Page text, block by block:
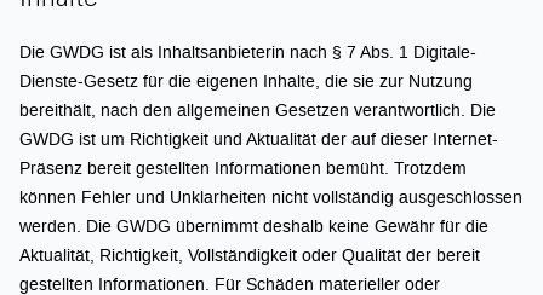
Die GWDG ist als Inhaltsanbieterin nach § 7 Abs. 1 Digitale-
Dienste-Gesetz für die eigenen Inhalte, die sie zur Nutzung
bereithält, nach den allgemeinen Gesetzen verantwortlich. Die
GWDG ist um Richtigkeit und Aktualität der auf dieser Internet-
Präsenz bereit gestellten Informationen bemüht. Trotzdem
können Fehler und Unklarheiten nicht vollständig ausgeschlossen
werden. Die GWDG übernimmt deshalb keine Gewähr für die
Aktualität, Richtigkeit, Vollständigkeit oder Qualität der bereit
gestellten Informationen. Für Schäden materieller oder